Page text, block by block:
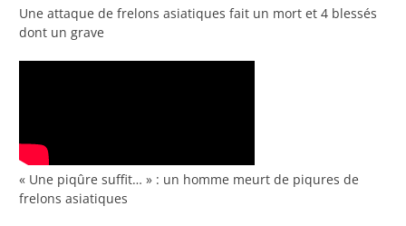
Une attaque de frelons asiatiques fait un mort et 4 blessés
dont un grave
« Une piqûre suffit… » : un homme meurt de piqures de
frelons asiatiques